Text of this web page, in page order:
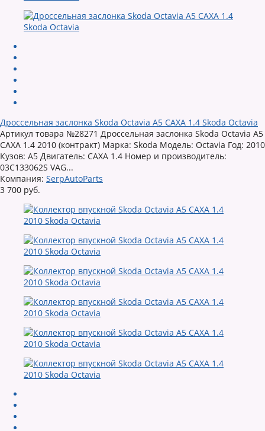
Дроссельная заслонка Skoda Octavia A5 CAXA 1.4 Skoda Octavia
Артикул товара №28271 Дроссельная заслонка Skoda Octavia A5
CAXA 1.4 2010 (контракт) Марка: Skoda Модель: Octavia Год: 2010
Кузов: A5 Двигатель: CAXA 1.4 Номер и производитель:
03C133062S VAG...
Компания: SerpAutoParts
3 700 руб.